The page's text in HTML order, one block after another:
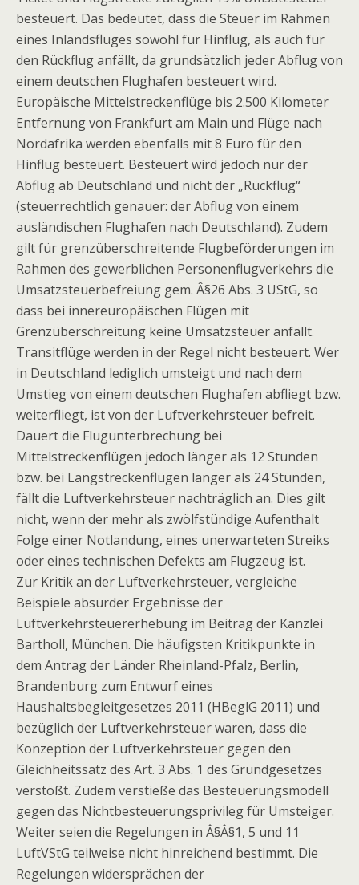
besteuert. Das bedeutet, dass die Steuer im Rahmen
eines Inlandsfluges sowohl für Hinflug, als auch für
den Rückflug anfällt, da grundsätzlich jeder Abflug von
einem deutschen Flughafen besteuert wird.
Europäische Mittelstreckenflüge bis 2.500 Kilometer
Entfernung von Frankfurt am Main und Flüge nach
Nordafrika werden ebenfalls mit 8 Euro für den
Hinflug besteuert. Besteuert wird jedoch nur der
Abflug ab Deutschland und nicht der „Rückflug“
(steuerrechtlich genauer: der Abflug von einem
ausländischen Flughafen nach Deutschland). Zudem
gilt für grenzüberschreitende Flugbeförderungen im
Rahmen des gewerblichen Personenflugverkehrs die
Umsatzsteuerbefreiung gem. Â§26 Abs. 3 UStG, so
dass bei innereuropäischen Flügen mit
Grenzüberschreitung keine Umsatzsteuer anfällt.
Transitflüge werden in der Regel nicht besteuert. Wer
in Deutschland lediglich umsteigt und nach dem
Umstieg von einem deutschen Flughafen abfliegt bzw.
weiterfliegt, ist von der Luftverkehrsteuer befreit.
Dauert die Flugunterbrechung bei
Mittelstreckenflügen jedoch länger als 12 Stunden
bzw. bei Langstreckenflügen länger als 24 Stunden,
fällt die Luftverkehrsteuer nachträglich an. Dies gilt
nicht, wenn der mehr als zwölfstündige Aufenthalt
Folge einer Notlandung, eines unerwarteten Streiks
oder eines technischen Defekts am Flugzeug ist.
Zur Kritik an der Luftverkehrsteuer, vergleiche
Beispiele absurder Ergebnisse der
Luftverkehrsteuererhebung im Beitrag der Kanzlei
Bartholl, München. Die häufigsten Kritikpunkte in
dem Antrag der Länder Rheinland-Pfalz, Berlin,
Brandenburg zum Entwurf eines
Haushaltsbegleitgesetzes 2011 (HBeglG 2011) und
bezüglich der Luftverkehrsteuer waren, dass die
Konzeption der Luftverkehrsteuer gegen den
Gleichheitssatz des Art. 3 Abs. 1 des Grundgesetzes
verstößt. Zudem verstieße das Besteuerungsmodell
gegen das Nichtbesteuerungsprivileg für Umsteiger.
Weiter seien die Regelungen in Â§Â§1, 5 und 11
LuftVStG teilweise nicht hinreichend bestimmt. Die
Regelungen widersprächen der